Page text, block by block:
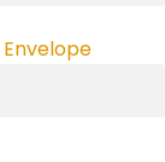
Envelope